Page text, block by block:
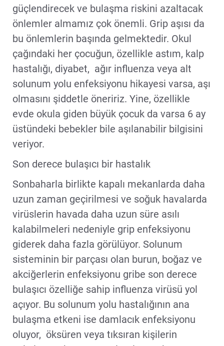
güçlendirecek ve bulaşma riskini azaltacak
önlemler almamız çok önemli. Grip aşısı da
bu önlemlerin başında gelmektedir. Okul
çağındaki her çocuğun, özellikle astım, kalp
hastalığı, diyabet, ağır influenza veya alt
solunum yolu enfeksiyonu hikayesi varsa, aşı
olmasını şiddetle öneririz. Yine, özellikle
evde okula giden büyük çocuk da varsa 6 ay
üstündeki bebekler bile aşılanabilir bilgisini
veriyor.
Son derece bulaşıcı bir hastalık
Sonbaharla birlikte kapalı mekanlarda daha
uzun zaman geçirilmesi ve soğuk havalarda
virüslerin havada daha uzun süre asılı
kalabilmeleri nedeniyle grip enfeksiyonu
giderek daha fazla görülüyor. Solunum
sisteminin bir parçası olan burun, boğaz ve
akciğerlerin enfeksiyonu gribe son derece
bulaşıcı özelliğe sahip influenza virüsü yol
açıyor. Bu solunum yolu hastalığının ana
bulaşma etkeni ise damlacık enfeksiyonu
oluyor, öksüren veya tıksıran kişilerin